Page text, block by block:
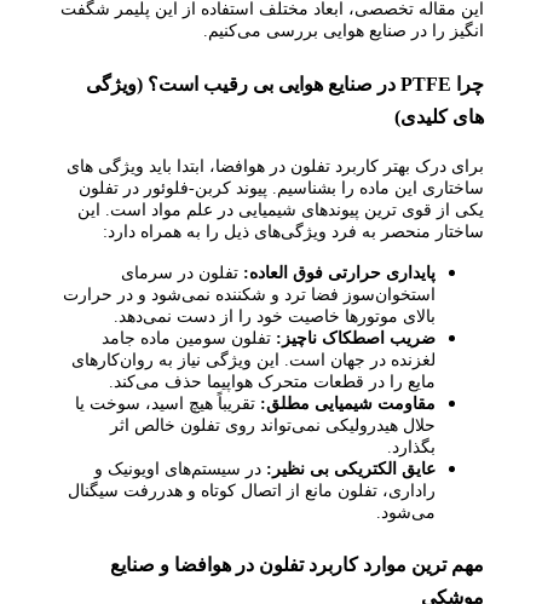
این مقاله تخصصی، ابعاد مختلف استفاده از این پلیمر شگفت‌
انگیز را در صنایع هوایی بررسی می‌کنیم.
چرا PTFE در صنایع هوایی بی‌ رقیب است؟ (ویژگی‌
های کلیدی)
برای درک بهتر کاربرد تفلون در هوافضا، ابتدا باید ویژگی‌ های
ساختاری این ماده را بشناسیم. پیوند کربن-فلوئور در تفلون
یکی از قوی‌ ترین پیوندهای شیمیایی در علم مواد است. این
ساختار منحصر به‌ فرد ویژگی‌های ذیل را به همراه دارد:
پایداری حرارتی فوق‌ العاده: تفلون در سرمای
استخوان‌سوز فضا ترد و شکننده نمی‌شود و در حرارت
بالای موتورها خاصیت خود را از دست نمی‌دهد.
ضریب اصطکاک ناچیز: تفلون سومین ماده جامد
لغزنده در جهان است. این ویژگی نیاز به روان‌کارهای
مایع را در قطعات متحرک هواپیما حذف می‌کند.
مقاومت شیمیایی مطلق: تقریباً هیچ اسید، سوخت یا
حلال هیدرولیکی نمی‌تواند روی تفلون خالص اثر
بگذارد.
عایق الکتریکی بی‌ نظیر: در سیستم‌های اویونیک و
راداری، تفلون مانع از اتصال کوتاه و هدررفت سیگنال
می‌شود.
مهم‌ ترین موارد کاربرد تفلون در هوافضا و صنایع
موشکی